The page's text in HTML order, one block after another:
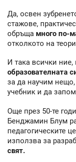
Да, освен
стажове,
обръща много по-
отколкото на
И така всички
образователната
за да научим
учебник и да
Още през 50-те
Бенджамин Блум
педагогическите
използва за
свят.